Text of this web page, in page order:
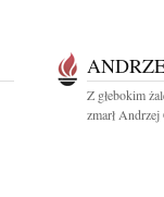
Z głebokim
zmarł